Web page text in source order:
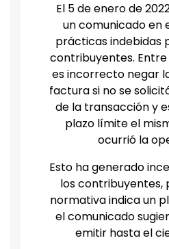
El 5 de enero de
un comunicado en
prácticas indebidas
contribuyentes. Entre
es incorrecto negar
factura si no se
de la transacción y
plazo límite el
ocurrió la
Esto ha generado
los contribuyentes,
normativa indica un
el comunicado
emitir hasta el